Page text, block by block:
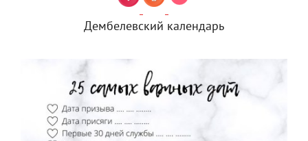
Дембелевский календарь